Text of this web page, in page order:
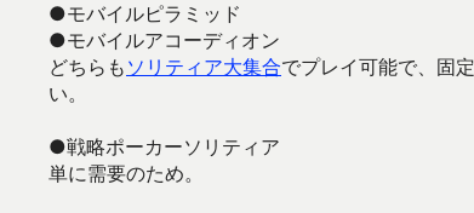
●モバイルピラミッド
●モバイルアコーディオン
どちらも ソリティア大集合でプレイ可能で、固
い。
●戦略ポーカーソリティア
単に需要のため。